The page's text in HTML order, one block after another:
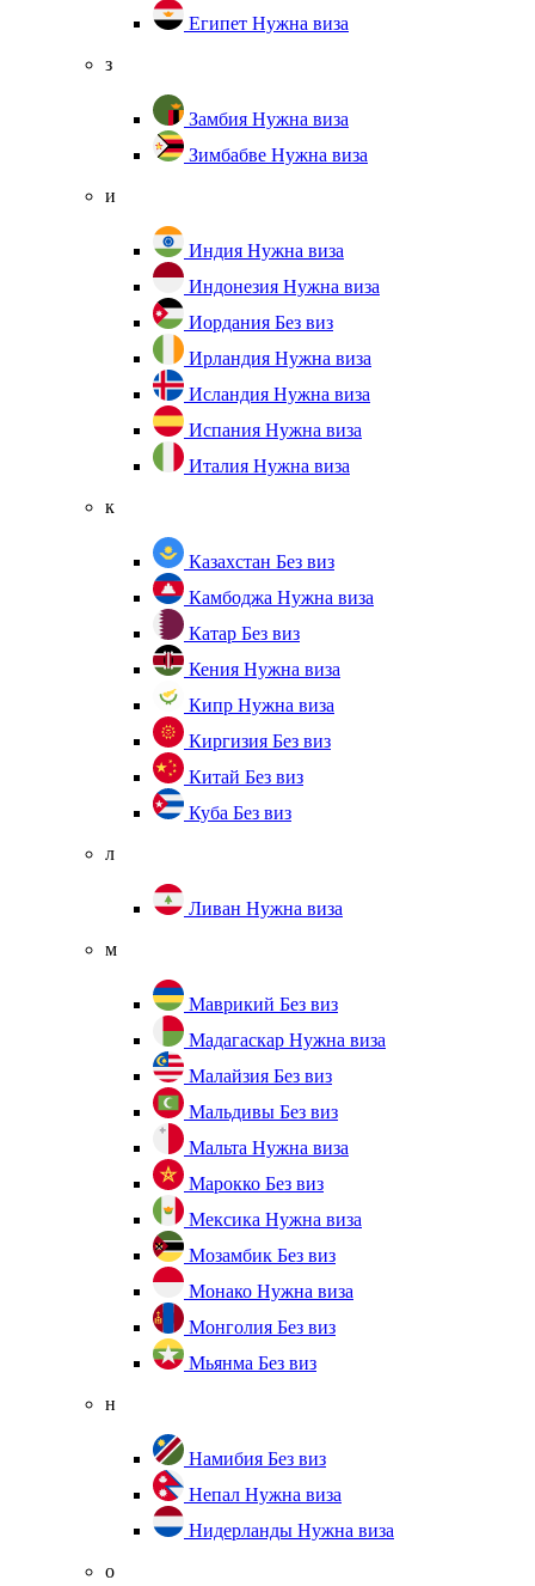
Египет Нужна виза
з
Замбия Нужна виза
Зимбабве Нужна виза
и
Индия Нужна виза
Индонезия Нужна виза
Иордания Без виз
Ирландия Нужна виза
Исландия Нужна виза
Испания Нужна виза
Италия Нужна виза
к
Казахстан Без виз
Камбоджа Нужна виза
Катар Без виз
Кения Нужна виза
Кипр Нужна виза
Киргизия Без виз
Китай Без виз
Куба Без виз
л
Ливан Нужна виза
м
Маврикий Без виз
Мадагаскар Нужна виза
Малайзия Без виз
Мальдивы Без виз
Мальта Нужна виза
Марокко Без виз
Мексика Нужна виза
Мозамбик Без виз
Монако Нужна виза
Монголия Без виз
Мьянма Без виз
н
Намибия Без виз
Непал Нужна виза
Нидерланды Нужна виза
о